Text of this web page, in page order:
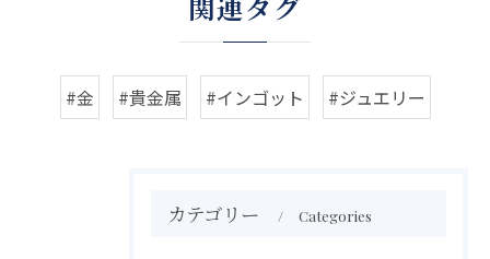
関連タグ
#金 #貴金属 #インゴット #ジュエリー
カテゴリー Categories